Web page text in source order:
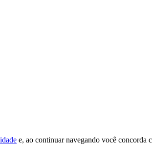
e, ao continuar navegando você concorda